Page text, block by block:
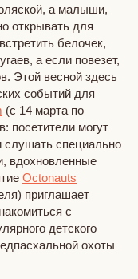
а малыши,
открывать для
белочек,
а если повезет,
Этой весной здесь
событий для
(с 14 марта по
посетители могут
специально
вдохновленные
Octonauts
приглашает
с
детского
охоты